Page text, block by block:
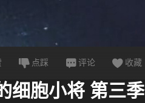
点踩 评论 收藏
细胞小将 第三季